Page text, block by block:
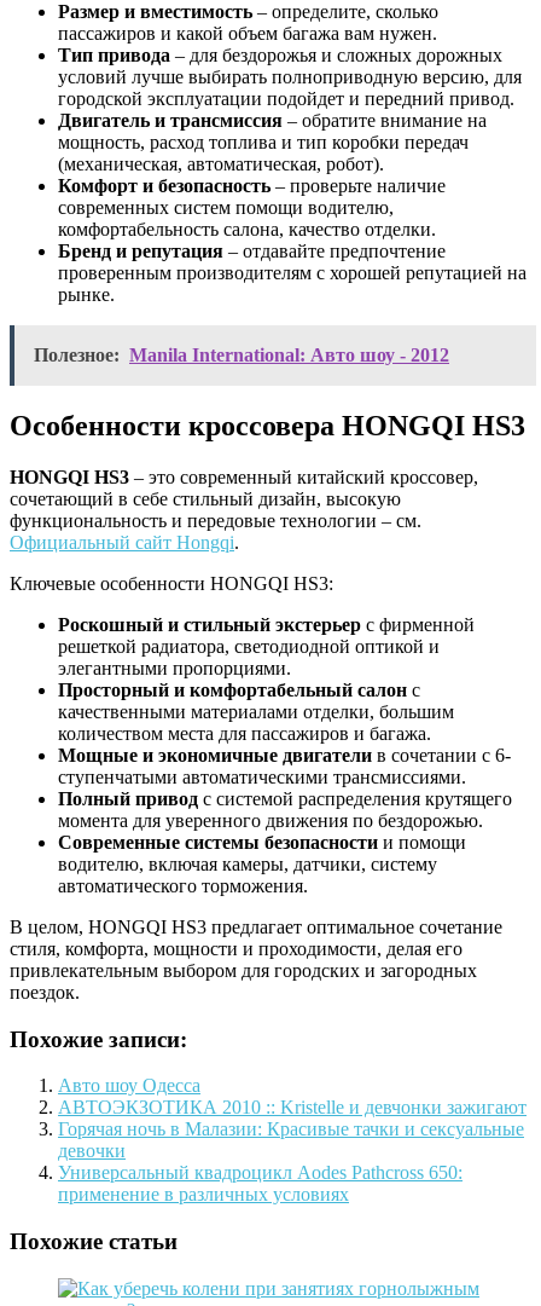
Размер и вместимость – определите, сколько
пассажиров и какой объем багажа вам нужен.
Тип привода – для бездорожья и сложных дорожных
условий лучше выбирать полноприводную версию, для
городской эксплуатации подойдет и передний привод.
Двигатель и трансмиссия – обратите внимание на
мощность, расход топлива и тип коробки передач
(механическая, автоматическая, робот).
Комфорт и безопасность – проверьте наличие
современных систем помощи водителю,
комфортабельность салона, качество отделки.
Бренд и репутация – отдавайте предпочтение
проверенным производителям с хорошей репутацией на
рынке.
Полезное: Manila International: Авто шоу - 2012
Особенности кроссовера HONGQI HS3
HONGQI HS3 – это современный китайский кроссовер,
сочетающий в себе стильный дизайн, высокую
функциональность и передовые технологии – см.
Официальный сайт Hongqi.
Ключевые особенности HONGQI HS3:
Роскошный и стильный экстерьер с фирменной
решеткой радиатора, светодиодной оптикой и
элегантными пропорциями.
Просторный и комфортабельный салон с
качественными материалами отделки, большим
количеством места для пассажиров и багажа.
Мощные и экономичные двигатели в сочетании с 6-
ступенчатыми автоматическими трансмиссиями.
Полный привод с системой распределения крутящего
момента для уверенного движения по бездорожью.
Современные системы безопасности и помощи
водителю, включая камеры, датчики, систему
автоматического торможения.
В целом, HONGQI HS3 предлагает оптимальное сочетание
стиля, комфорта, мощности и проходимости, делая его
привлекательным выбором для городских и загородных
поездок.
Похожие записи:
Авто шоу Одесса
АВТОЭКЗОТИКА 2010 :: Kristelle и девчонки зажигают
Горячая ночь в Малазии: Красивые тачки и сексуальные
девочки
Универсальный квадроцикл Aodes Pathcross 650:
применение в различных условиях
Похожие статьи